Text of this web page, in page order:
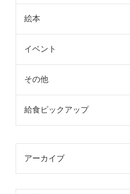
絵本
イベント
その他
給食ピックアップ
アーカイブ